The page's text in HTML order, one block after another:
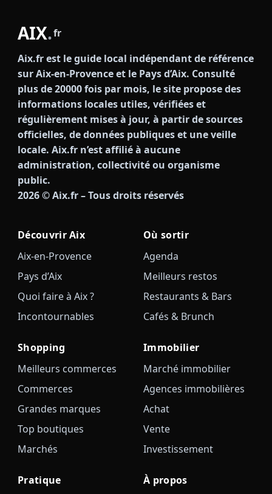
AIX.fr
Aix.fr est le guide local indépendant de référence
sur Aix-en-Provence et le Pays d’Aix. Consulté
plus de 20000 fois par mois, le site propose des
informations locales utiles, vérifiées et
régulièrement mises à jour, à partir de sources
officielles, de données publiques et une veille
locale. Aix.fr n’est affilié à aucune
administration, collectivité ou organisme
public.
2026© Aix.fr – Tous droits réservés
Découvrir Aix
Aix-en-Provence
Pays d’Aix
Quoi faire à Aix ?
Incontournables
Où sortir
Agenda
Meilleurs restos
Restaurants & Bars
Cafés & Brunch
Shopping
Meilleurs commerces
Commerces
Grandes marques
Top boutiques
Marchés
Immobilier
Marché immobilier
Agences immobilières
Achat
Vente
Investissement
Pratique À propos